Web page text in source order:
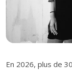
En 2026, plus de